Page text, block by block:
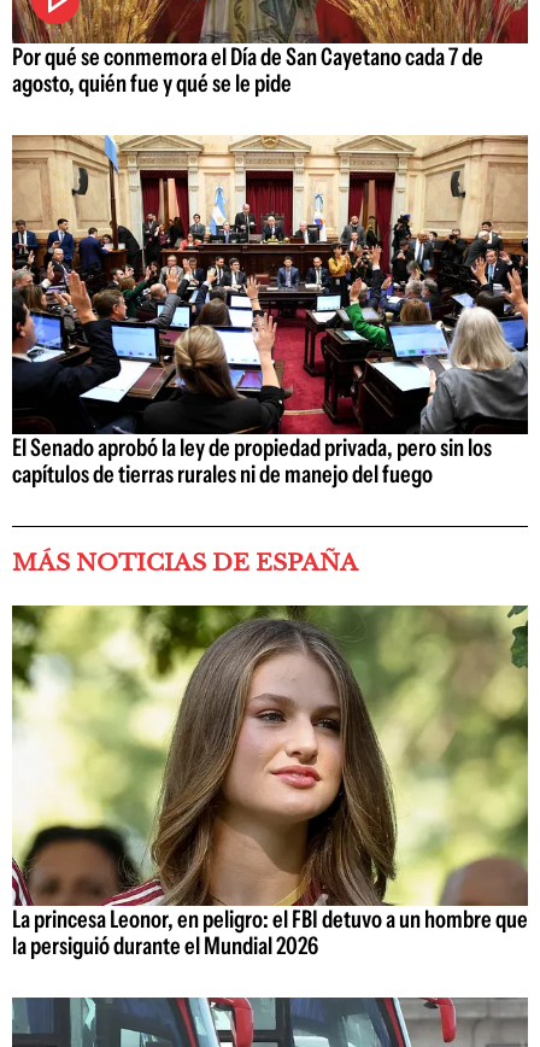
Por qué se conmemora el Día de San Cayetano cada 7 de
agosto, quién fue y qué se le pide
El Senado aprobó la ley de propiedad privada, pero sin los
capítulos de tierras rurales ni de manejo del fuego
MÁS NOTICIAS DE ESPAÑA
La princesa Leonor, en peligro: el FBI detuvo a un hombre que
la persiguió durante el Mundial 2026